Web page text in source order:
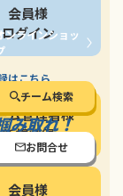
ンラインショッ
チーム検索
お問合せ
停止する
会員様
ログイン
はこちら
ム管理者様
新規登録
会員様
み取れ！
な意味が